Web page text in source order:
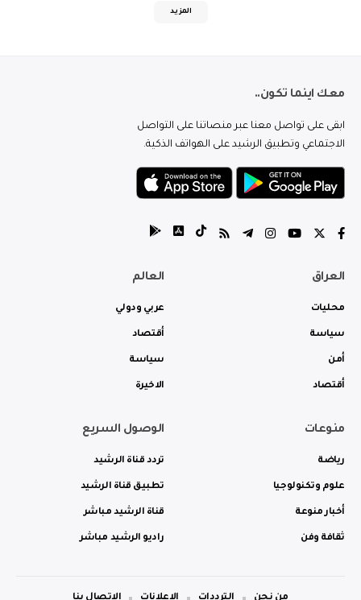
المزيد
معك اينما تكون..
ابقى على تواصل معنا عبر منصاتنا على التواصل
الاجتماعي وتطبيق الرشيد على الهواتف الذكية.
العراق
محليات
سياسة
أمن
أقتصاد
العالم
عربي ودولي
أقتصاد
سياسة
الاخيرة
منوعات
رياضة
علوم وتكنولوجيا
أخبار منوعة
ثقافة وفن
الوصول السريع
تردد قناة الرشيد
تطبيق قناة الرشيد
قناة الرشيد مباشر
راديو الرشيد مباشر